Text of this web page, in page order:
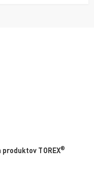
TOREX®